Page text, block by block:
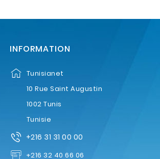
INFORMATION
Tunisianet
10 Rue Saint Augustin
1002 Tunis
Tunisie
+216 31 31 00 00
+216 32 40 66 06